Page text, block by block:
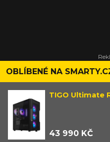
OBLÍBENÉ NA
TIGO Ultimate
43 990 KČ